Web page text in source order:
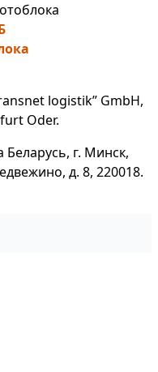
logistik” GmbH,
Oder.
Беларусь, г. Минск,
д. 8, 220018.